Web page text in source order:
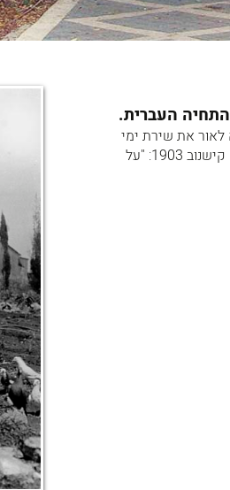
ומוציא לאור את שירת ימי
הביניים. בין יצירותיו : "על סף בית- המדרש", "המתמיד","מתי - מדבר", ובעקבות פוגרום קישנוב 1903: "על